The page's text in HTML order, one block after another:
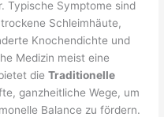
Typische Symptome sind
Schleimhäute,
Knochendichte und
Medizin meist eine
dieTraditionelle
ganzheitliche Wege, um
Balance zu fördern.